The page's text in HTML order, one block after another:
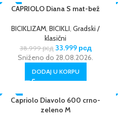
-13%CAPRIOLO Diana S mat-bež
BICIKLIZAM, BICIKLI, Gradski /
klasični
38.999рсд 33.999 рсд
Sniženo do 28.08.2026.
DODAJ U KORPU
-10%
Capriolo Diavolo 600 crno-
zeleno M